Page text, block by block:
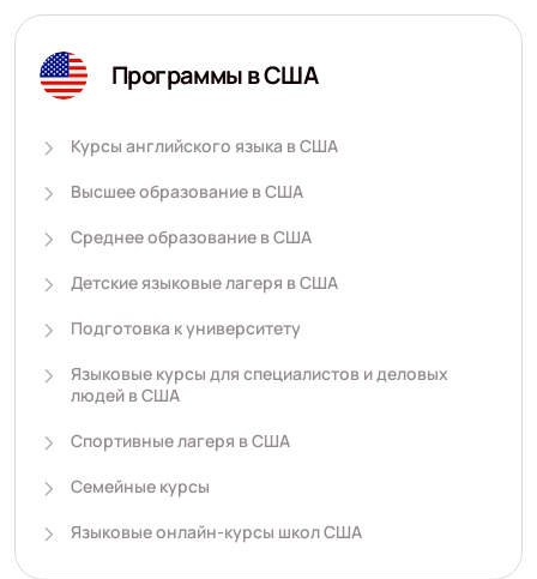
Программы в США
Курсы английского языка в США
Высшее образование в США
Среднее образование в США
Детские языковые лагеря в США
Подготовка к университету
Языковые курсы для специалистов и деловых
людей в США
Спортивные лагеря в США
Семейные курсы
Языковые онлайн-курсы школ США